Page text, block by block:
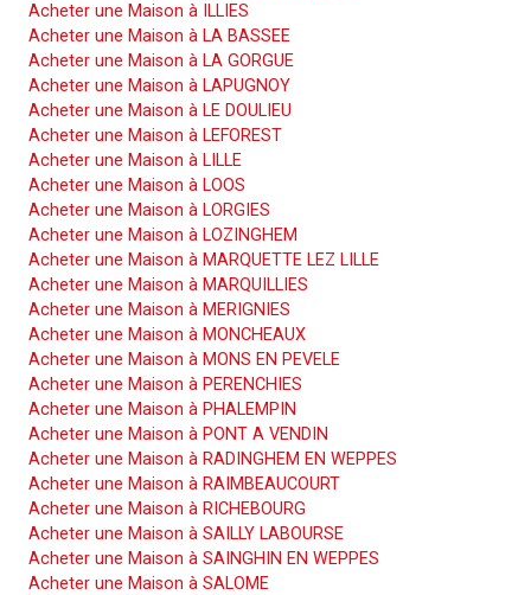
Acheter une Maison à ILLIES
Acheter une Maison à LA BASSEE
Acheter une Maison à LA GORGUE
Acheter une Maison à LAPUGNOY
Acheter une Maison à LE DOULIEU
Acheter une Maison à LEFOREST
Acheter une Maison à LILLE
Acheter une Maison à LOOS
Acheter une Maison à LORGIES
Acheter une Maison à LOZINGHEM
Acheter une Maison à MARQUETTE LEZ LILLE
Acheter une Maison à MARQUILLIES
Acheter une Maison à MERIGNIES
Acheter une Maison à MONCHEAUX
Acheter une Maison à MONS EN PEVELE
Acheter une Maison à PERENCHIES
Acheter une Maison à PHALEMPIN
Acheter une Maison à PONT A VENDIN
Acheter une Maison à RADINGHEM EN WEPPES
Acheter une Maison à RAIMBEAUCOURT
Acheter une Maison à RICHEBOURG
Acheter une Maison à SAILLY LABOURSE
Acheter une Maison à SAINGHIN EN WEPPES
Acheter une Maison à SALOME